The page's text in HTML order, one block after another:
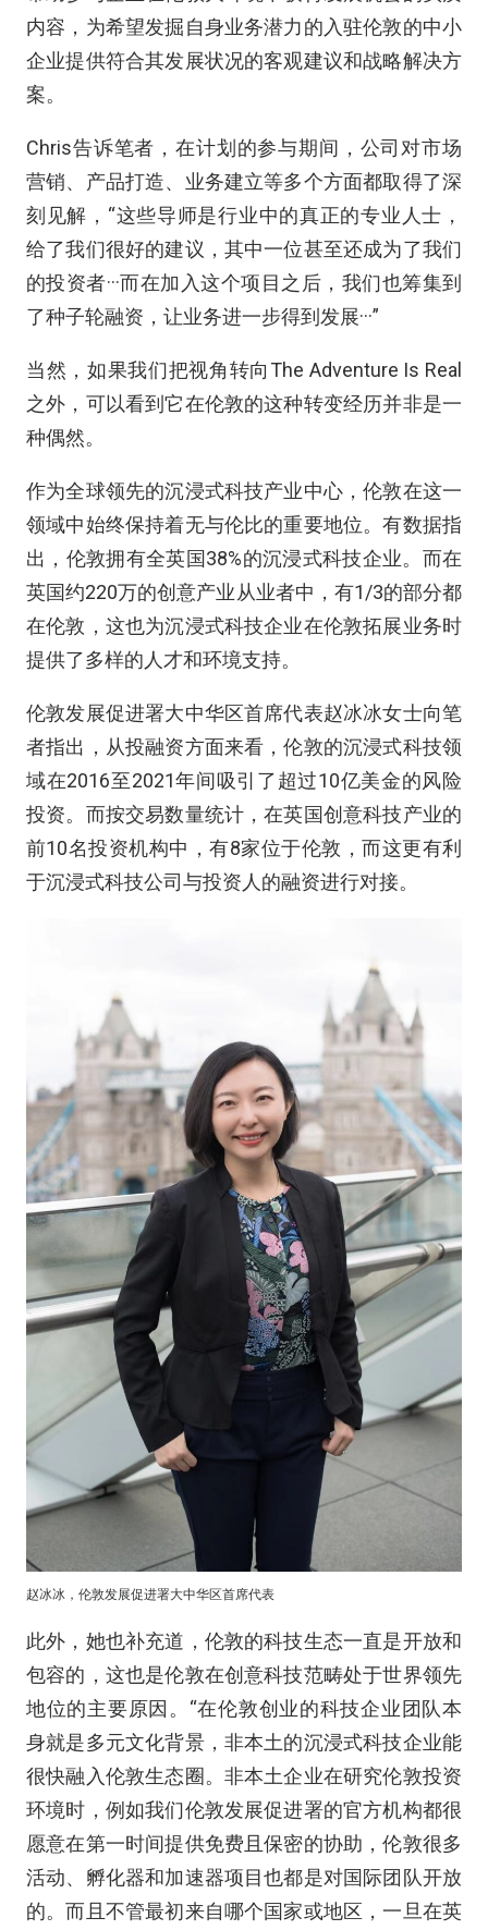
内容，为希望发掘自身业务潜力的入驻伦敦的中小
企业提供符合其发展状况的客观建议和战略解决方
案。
Chris告诉笔者，在计划的参与期间，公司对市场
营销、产品打造、业务建立等多个方面都取得了深
刻见解，“这些导师是行业中的真正的专业人士，
给了我们很好的建议，其中一位甚至还成为了我们
的投资者···而在加入这个项目之后，我们也筹集到
了种子轮融资，让业务进一步得到发展···”
当然，如果我们把视角转向The Adventure Is Real
之外，可以看到它在伦敦的这种转变经历并非是一
种偶然。
作为全球领先的沉浸式科技产业中心，伦敦在这一
领域中始终保持着无与伦比的重要地位。有数据指
出，伦敦拥有全英国38%的沉浸式科技企业。而在
英国约220万的创意产业从业者中，有1/3的部分都
在伦敦，这也为沉浸式科技企业在伦敦拓展业务时
提供了多样的人才和环境支持。
伦敦发展促进署大中华区首席代表赵冰冰女士向笔
者指出，从投融资方面来看，伦敦的沉浸式科技领
域在2016至2021年间吸引了超过10亿美金的风险
投资。而按交易数量统计，在英国创意科技产业的
前10名投资机构中，有8家位于伦敦，而这更有利
于沉浸式科技公司与投资人的融资进行对接。
赵冰冰，伦敦发展促进署大中华区首席代表
此外，她也补充道，伦敦的科技生态一直是开放和
包容的，这也是伦敦在创意科技范畴处于世界领先
地位的主要原因。“在伦敦创业的科技企业团队本
身就是多元文化背景，非本土的沉浸式科技企业能
很快融入伦敦生态圈。非本土企业在研究伦敦投资
环境时，例如我们伦敦发展促进署的官方机构都很
愿意在第一时间提供免费且保密的协助，伦敦很多
活动、孵化器和加速器项目也都是对国际团队开放
的。而且不管最初来自哪个国家或地区，一旦在英